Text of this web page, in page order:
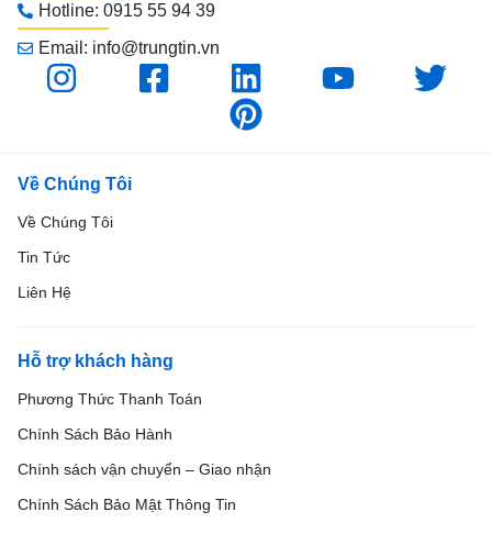
Hotline: 0915 55 94 39
Email: info@trungtin.vn
Về Chúng Tôi
Về Chúng Tôi
Tin Tức
Liên Hệ
Hỗ trợ khách hàng
Phương Thức Thanh Toán
Chính Sách Bảo Hành
Chính sách vận chuyển – Giao nhận
Chính Sách Bảo Mật Thông Tin